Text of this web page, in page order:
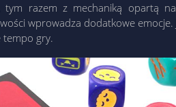
razem z mechaniką opartą
wprowadza dodatkowe
tempo gry.